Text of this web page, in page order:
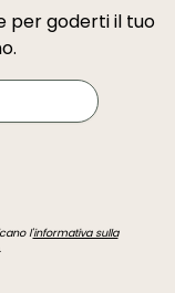
per goderti il tuo
l'informativa sulla
.